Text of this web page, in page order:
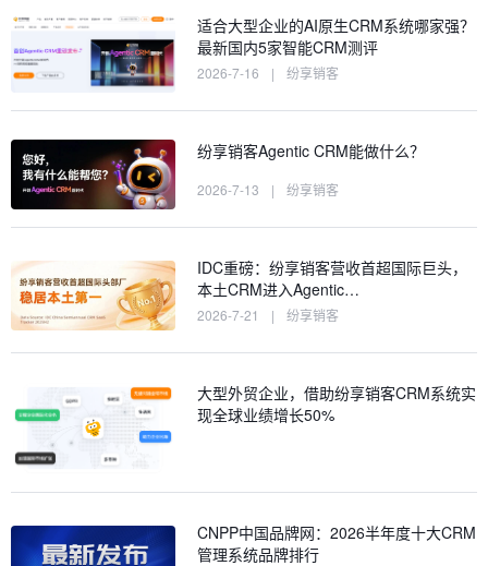
适合大型企业的AI原生CRM系统哪家强？
最新国内5家智能CRM测评
2026-7-16 | 纷享销客
纷享销客Agentic CRM能做什么？
2026-7-13 | 纷享销客
IDC重磅：纷享销客营收首超国际巨头，
本土CRM进入Agentic…
2026-7-21 | 纷享销客
大型外贸企业，借助纷享销客CRM系统实
现全球业绩增长50%
CNPP中国品牌网：2026半年度十大CRM
管理系统品牌排行